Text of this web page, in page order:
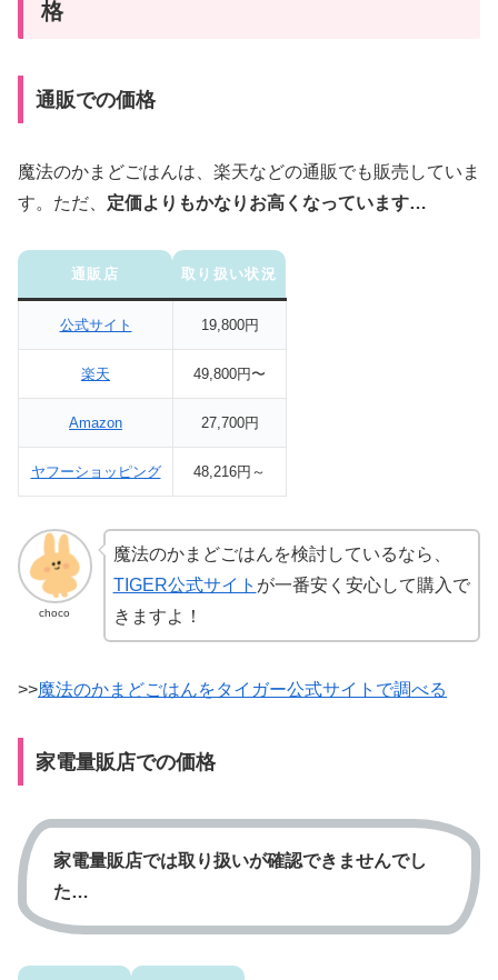
格
通販での価格
魔法のかまどごはんは、楽天などの通販でも販売していま
す。ただ、 定価よりもかなりお高くなっています…
通販店 取り扱い状況
公式サイト 19,800円
楽天 49,800円〜
Amazon 27,700円
ヤフーショッピング 48,216円～
choco
魔法のかまどごはんを検討しているなら、
TIGER公式サイト が一番安く安心して購入で
きますよ！
>>魔法のかまどごはんをタイガー公式サイトで調べる
家電量販店での価格
家電量販店では取り扱いが確認できませんでし
た…